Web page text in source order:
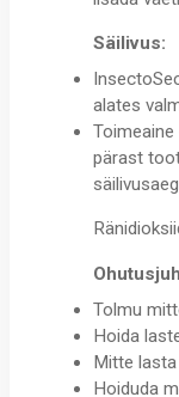
Säilivus:
alates
pärast
Tolmu
Hoida
Mitte lasta
Hoiduda